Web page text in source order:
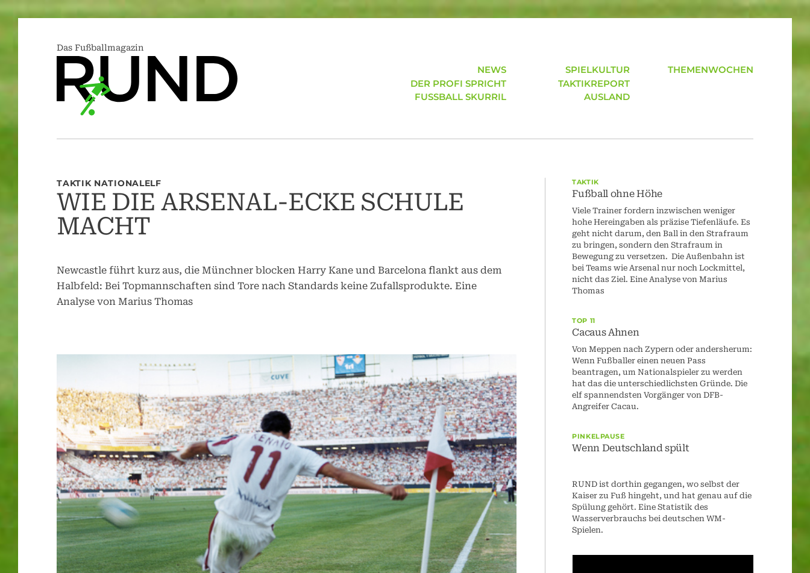
Das Fußballmagazin
NEWS
DER PROFI SPRICHT
FUSSBALL SKURRIL
SPIELKULTUR
TAKTIKREPORT
AUSLAND
THEMENWOCHEN
TAKTIK NATIONALELF
WIE DIE ARSENAL-ECKE SCHULE
MACHT
Newcastle führt kurz aus, die Münchner blocken Harry Kane und Barcelona flankt aus dem
Halbfeld: Bei Topmannschaften sind Tore nach Standards keine Zufallsprodukte. Eine
Analyse von Marius Thomas
TAKTIK
Fußball ohne Höhe
Viele Trainer fordern inzwischen weniger
hohe Hereingaben als präzise Tiefenläufe. Es
geht nicht darum, den Ball in den Strafraum
zu bringen, sondern den Strafraum in
Bewegung zu versetzen. Die Außenbahn ist
bei Teams wie Arsenal nur noch Lockmittel,
nicht das Ziel. Eine Analyse von Marius
Thomas
TOP 11
Cacaus Ahnen
Von Meppen nach Zypern oder andersherum:
Wenn Fußballer einen neuen Pass
beantragen, um Nationalspieler zu werden
hat das die unterschiedlichsten Gründe. Die
elf spannendsten Vorgänger von DFB-
Angreifer Cacau.
PINKELPAUSE
Wenn Deutschland spült
RUND ist dorthin gegangen, wo selbst der
Kaiser zu Fuß hingeht, und hat genau auf die
Spülung gehört. Eine Statistik des
Wasserverbrauchs bei deutschen WM-
Spielen.